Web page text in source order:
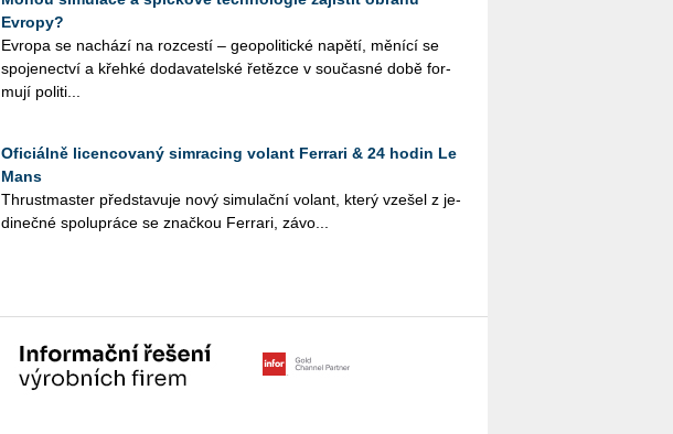
Evropy?
Ev­ro­pa se na­chá­zí na roz­ces­tí – ge­o­po­li­tic­ké na­pě­tí, mě­ní­cí se
spo­je­nec­tví a křeh­ké do­da­va­tel­ské ře­těz­ce v sou­čas­né době for­
mu­jí po­li­ti­...
Oficiálně licencovaný simracing volant Ferrari & 24 hodin Le
Mans
Thrust­mas­ter před­sta­vu­je nový si­mu­lač­ní vo­lant, který vze­šel z je­
di­neč­né spo­lu­prá­ce se znač­kou Ferra­ri, zá­vo­...